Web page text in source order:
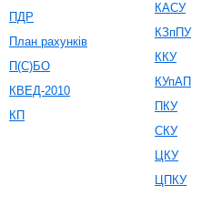
ПДР
План рахунків
П(С)БО
КВЕД-2010
КП
КАСУ
КЗпПУ
ККУ
КУпАП
ПКУ
СКУ
ЦКУ
ЦПКУ